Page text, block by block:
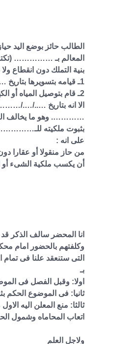
الطالب حائز بوضع
المعالم بـ ……………
بنية التملك دون انقطاع
1ـ قيامه بتسويرها بتاريخ ……………….
2ـ قام بتوصيل المياه أو الكهرباء أوالتليفون إليها بتاريخ…/…/……..
الا انه بتاريخ …../…./
…………. وهو ما يخالف
على انه :
من حاز منقولا أو عقارا
أن يكسب ملكية الشىء
انا المحضر سالف الذكر
وكلفتهم بالحضور امام
التى ستنعقد علنا فى
بـ
اولا: وقبل الفصل فى
ثانيا: فى الموضوع الحكم
ثالثا: منع المعلن اليه
اتعاب المحاماه وشمول
ولاجل العلم